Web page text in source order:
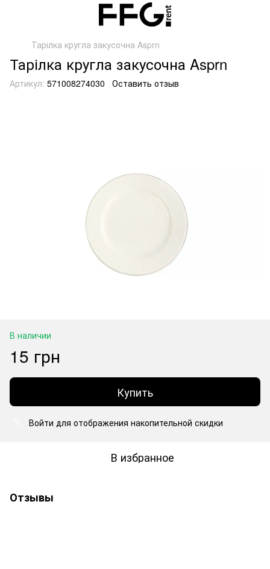
Тарілка кругла закусочна Asprn
Тарілка кругла закусочна Asprn
Артикул: 571008274030 Оставить отзыв
В наличии
15 грн
Купить
Войти для отображения накопительной скидки
В избранное
Отзывы